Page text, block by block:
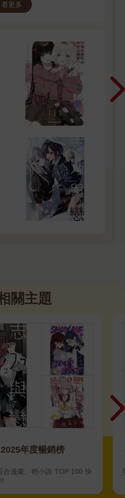
看更多
關主題
2025年度暢銷榜
合漫畫、輕小說 TOP 100 快